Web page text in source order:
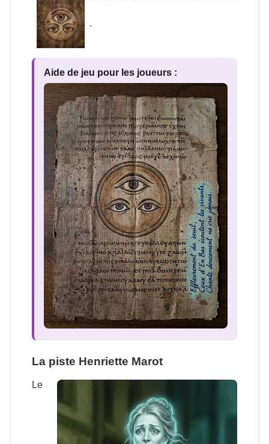
.
Aide de jeu pour les joueurs :
La piste Henriette Marot
Le